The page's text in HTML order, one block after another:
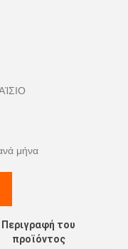
μήνα
Περιγραφή του
προϊόντος